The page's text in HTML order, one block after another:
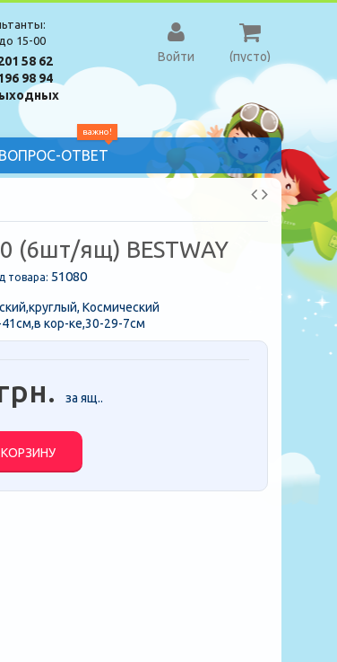
(пусто)
Войти
15-00
58 62
98 94
ВОПРОС-ОТВЕТ
важно!
(6шт/ящ) BESTWAY
товара: 51080
Космический
кор-ке,30-29-7см
за ящ..